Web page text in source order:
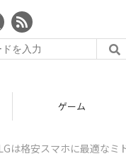
ゲーム
は格安スマホに最適なミ